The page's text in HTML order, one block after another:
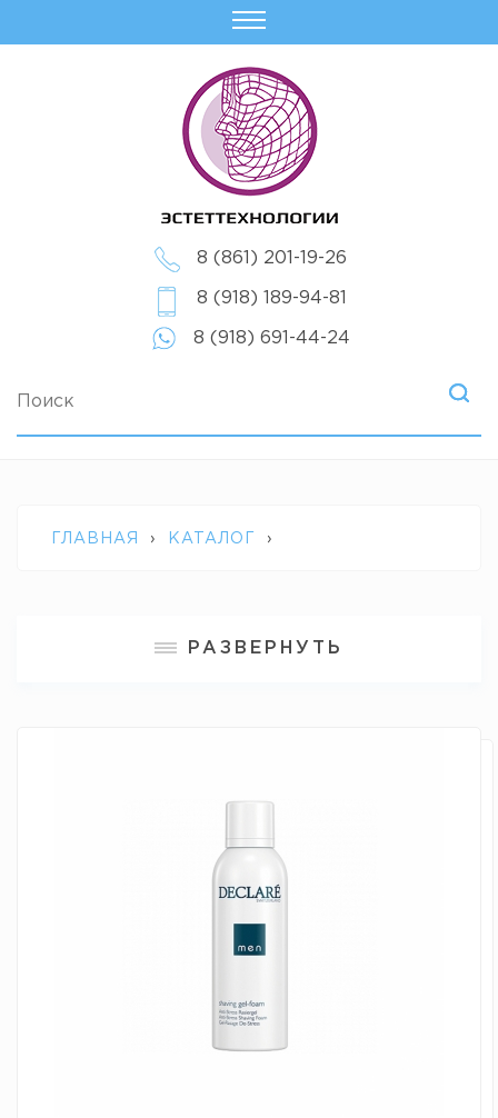
8 (861) 201-19-26
8 (918) 189-94-81
8 (918) 691-44-24
ГЛАВНАЯ › КАТАЛОГ ›
ANTISTRESS DECLARE
РАЗВЕРНУТЬ